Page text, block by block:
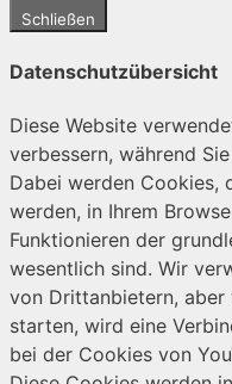
Schließen
Datenschutzübersicht
Diese Website
verbessern, während
Dabei werden Cookies,
werden, in Ihrem
Funktionieren der
wesentlich sind. Wir
von Drittanbietern, aber
starten, wird eine
bei der Cookies von